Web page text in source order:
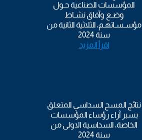
المؤسسات الصناعية حـول
وضـع وآفاق نشـاط
مؤسـسـاتهـم، الثلاثية الثانية من
سنة 2024
اقرأ المزيد
نتائج المسح السداسي المتعلق
بسبر آراء رؤساء المؤسسات
الخاصة، السداسية الاولى من
سنة 2024